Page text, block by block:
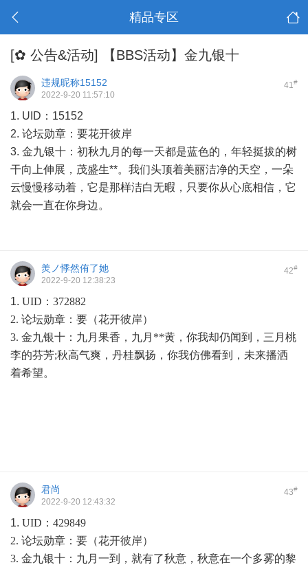
精品专区
[✿ 公告&活动] 【BBS活动】金九银十
41#
违规昵称15152
2022-9-20 11:57:10
1. UID：15152
2. 论坛勋章：要花开彼岸
3. 金九银十：初秋九月的每一天都是蓝色的，年轻挺拔的树
干向上伸展，茂盛生**。我们头顶着美丽洁净的天空，一朵
云慢慢移动着，它是那样洁白无暇，只要你从心底相信，它
就会一直在你身边。
42#
羙ノ悸然侑了她
2022-9-20 12:38:23
1. UID：372882
2. 论坛勋章：要（花开彼岸）
3. 金九银十： 九月果香，九月**黄，你我却仍闻到，三月桃
李的芬芳;秋高气爽，丹桂飘扬，你我仿佛看到，未来播洒
着希望。
43#
君尚
2022-9-20 12:43:32
1. UID：429849
2. 论坛勋章：要（花开彼岸）
3. 金九银十：九月一到，就有了秋意，秋意在一个多雾的黎